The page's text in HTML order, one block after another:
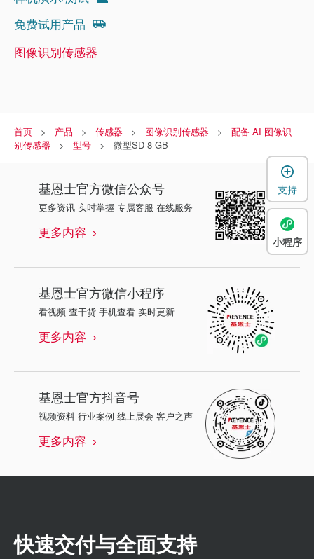
免费试用产品
图像识别传感器
首页 产品 传感器 图像识别传感器
配备 AI 图像识
别传感器
型号 微型SD 8 GB
基恩士官方微信公众号
更多资讯 实时掌握 专属客服 在线服务
更多内容
基恩士官方微信小程序
看视频 查干货 手机查看 实时更新
更多内容
基恩士官方抖音号
视频资料 行业案例 线上展会 客户之声
更多内容
快速交付与全面支持
支持
小程序